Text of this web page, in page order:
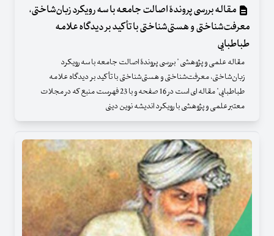
مقاله بررسی پروندۀ اصالت جامعه با سه رویکرد زبان‌شاختی،
معرفت‌شناختی و هستی‌شناختی با تأکید بر دیدگاه علامه
طباطبایی
مقاله علمی و پژوهشی " بررسی پروندۀ اصالت جامعه با سه رویکرد
زبان‌شاختی، معرفت‌شناختی و هستی‌شناختی با تأکید بر دیدگاه علامه
طباطبایی" مقاله ای است در 16 صفحه و با 23 فهرست منبع که در مجلات
معتبر علمی و پژوهشی با رویکرد اندیشه نوین دینی